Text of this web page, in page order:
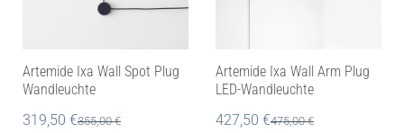
Artemide Ixa Wall Spot Plug
Wandleuchte
319,50 €355,00€
Artemide Ixa Wall Arm Plug
LED-Wandleuchte
427,50 €475,00€